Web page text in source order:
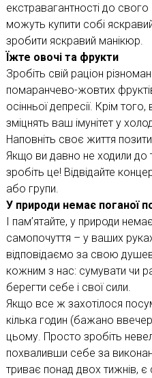
екстравагантності до
можуть купити собі
зробити яскравий манікюр.
Їжте овочі та фрукти
Зробіть свій раціон
помаранчево-жовтих
осінньої депресії. Крім
зміцнять ваш імунітет у
Наповніть своє життя
Якщо ви давно не ходили до
зробіть це! Відвідайте
або групи.
У природи немає поганої
І пам’ятайте, у природи
самопочуття – у ваших
відповідаємо за свою
кожним з нас: сумувати чи
берегти себе і свої сили.
Якщо все ж захотілося
кілька годин (бажано
цьому. Просто зробіть
похваливши себе за
триває понад двох тижнів, є